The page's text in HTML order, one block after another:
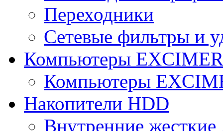
Переходники
Сетевые фильтры и
Компьютеры
Компьютеры
Накопители HDD
Внутренние